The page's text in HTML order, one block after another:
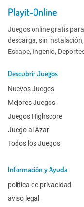
Playit-Online
Juegos online gratis
descarga, sin
Escape, Ingenio,
Descubrir Juegos
Nuevos Juegos
Mejores Juegos
Juegos Highscore
Juego al Azar
Todos los Juegos
Información y Ayuda
política de privacidad
aviso legal